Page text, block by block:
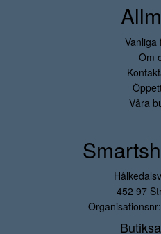
Vanliga
Om
Våra
452 97